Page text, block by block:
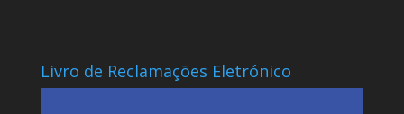
Livro de Reclamações Eletrónico